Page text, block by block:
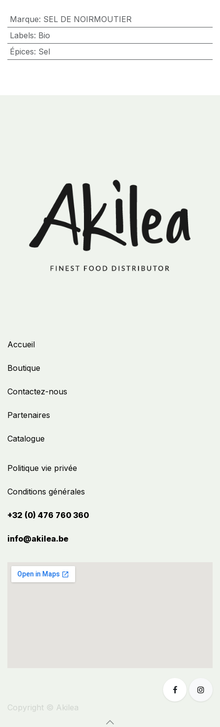
Marque: SEL DE NOIRMOUTIER
Labels: Bio
Épices: Sel
Politique vie privée
Conditions générales
+32 (0) 476 760 360
info@akilea.be​
Accueil
Boutique
Contactez-nous
Partenaires
Catalogue
Copyright © Akilea